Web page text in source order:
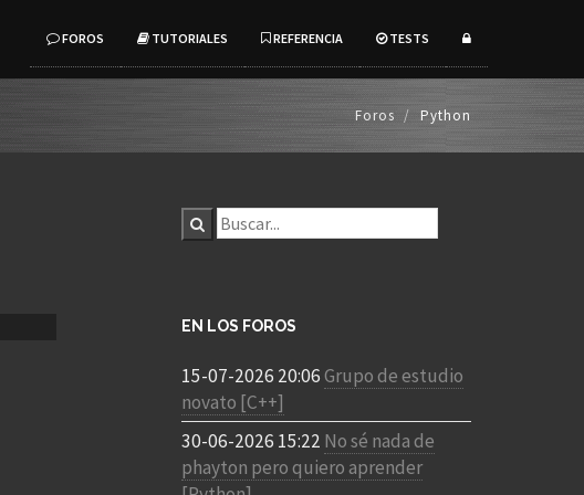
FOROS TUTORIALES REFERENCIA TESTS
Foros Python
EN LOS FOROS
15-07-2026 20:06Grupo de estudio
novato [C++]
30-06-2026 15:22 No sé nada de
phayton pero quiero aprender